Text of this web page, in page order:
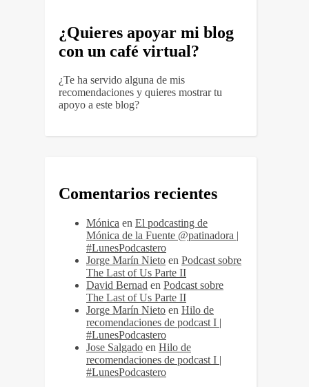
¿Quieres apoyar mi blog
con un café virtual?
¿Te ha servido alguna de mis
recomendaciones y quieres mostrar tu
apoyo a este blog?
Comentarios recientes
Mónica en El podcasting de
Mónica de la Fuente @patinadora |
#LunesPodcastero
Jorge Marín Nieto en Podcast sobre
The Last of Us Parte II
David Bernad en Podcast sobre
The Last of Us Parte II
Jorge Marín Nieto en Hilo de
recomendaciones de podcast I |
#LunesPodcastero
Jose Salgado en Hilo de
recomendaciones de podcast I |
#LunesPodcastero